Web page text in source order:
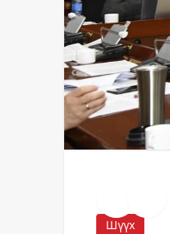
Шүүх